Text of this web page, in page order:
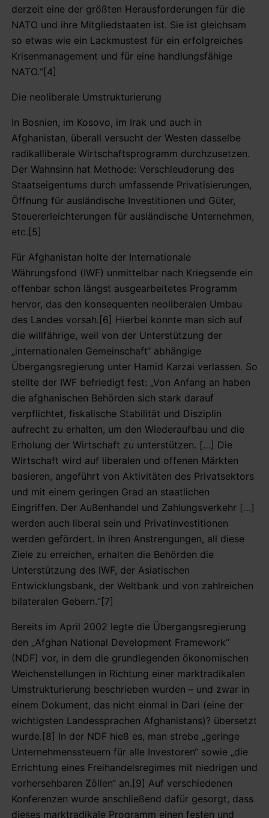
derzeit eine der größten Herausforderungen für die
NATO und ihre Mitgliedstaaten ist. Sie ist gleichsam
so etwas wie ein Lackmustest für ein erfolgreiches
Krisenmanagement und für eine handlungsfähige
NATO.“[4]
Die neoliberale Umstrukturierung
In Bosnien, im Kosovo, im Irak und auch in
Afghanistan, überall versucht der Westen dasselbe
radikalliberale Wirtschaftsprogramm durchzusetzen.
Der Wahnsinn hat Methode: Verschleuderung des
Staatseigentums durch umfassende Privatisierungen,
Öffnung für ausländische Investitionen und Güter,
Steuererleichterungen für ausländische Unternehmen,
etc.[5]
Für Afghanistan holte der Internationale
Währungsfond (IWF) unmittelbar nach Kriegsende ein
offenbar schon längst ausgearbeitetes Programm
hervor, das den konsequenten neoliberalen Umbau
des Landes vorsah.[6] Hierbei konnte man sich auf
die willfährige, weil von der Unterstützung der
„internationalen Gemeinschaft“ abhängige
Übergangsregierung unter Hamid Karzai verlassen. So
stellte der IWF befriedigt fest: „Von Anfang an haben
die afghanischen Behörden sich stark darauf
verpflichtet, fiskalische Stabilität und Disziplin
aufrecht zu erhalten, um den Wiederaufbau und die
Erholung der Wirtschaft zu unterstützen. […] Die
Wirtschaft wird auf liberalen und offenen Märkten
basieren, angeführt von Aktivitäten des Privatsektors
und mit einem geringen Grad an staatlichen
Eingriffen. Der Außenhandel und Zahlungsverkehr […]
werden auch liberal sein und Privatinvestitionen
werden gefördert. In ihren Anstrengungen, all diese
Ziele zu erreichen, erhalten die Behörden die
Unterstützung des IWF, der Asiatischen
Entwicklungsbank, der Weltbank und von zahlreichen
bilateralen Gebern.“[7]
Bereits im April 2002 legte die Übergangsregierung
den „Afghan National Development Framework“
(NDF) vor, in dem die grundlegenden ökonomischen
Weichenstellungen in Richtung einer marktradikalen
Umstrukturierung beschrieben wurden – und zwar in
einem Dokument, das nicht einmal in Dari (eine der
wichtigsten Landessprachen Afghanistans)? übersetzt
wurde.[8] In der NDF hieß es, man strebe „geringe
Unternehmenssteuern für alle Investoren“ sowie „die
Errichtung eines Freihandelsregimes mit niedrigen und
vorhersehbaren Zöllen“ an.[9] Auf verschiedenen
Konferenzen wurde anschließend dafür gesorgt, dass
dieses marktradikale Programm einen festen und